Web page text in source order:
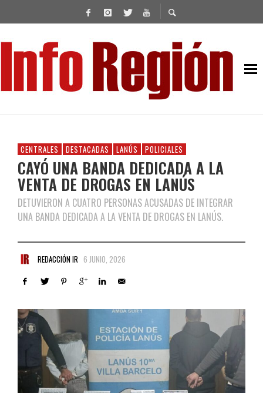
CENTRALES DESTACADAS LANÚS POLICIALES
CAYÓ UNA BANDA DEDICADA A LA
VENTA DE DROGAS EN LANÚS
DETUVIERON A CUATRO PERSONAS ACUSADAS DE INTEGRAR
UNA BANDA DEDICADA A LA VENTA DE DROGAS EN LANÚS.
REDACCIÓN IR 6 JUNIO, 2026